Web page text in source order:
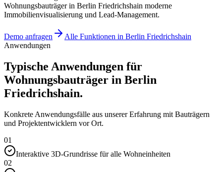
Wohnungsbauträger in Berlin Friedrichshain moderne
Immobilienvisualisierung und Lead-Management.
Demo anfragen
Alle Funktionen in Berlin Friedrichshain
Anwendungen
Typische Anwendungen für
Wohnungsbauträger in Berlin
Friedrichshain.
Konkrete Anwendungsfälle aus unserer Erfahrung mit Bauträgern
und Projektentwicklern vor Ort.
01
Interaktive 3D-Grundrisse für alle Wohneinheiten
02